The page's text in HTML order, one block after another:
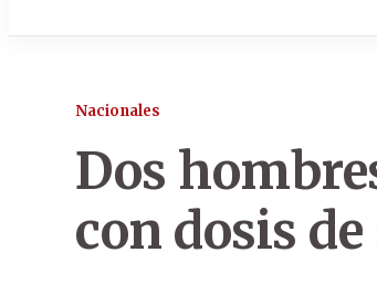
Nacionales
Dos
con dosis